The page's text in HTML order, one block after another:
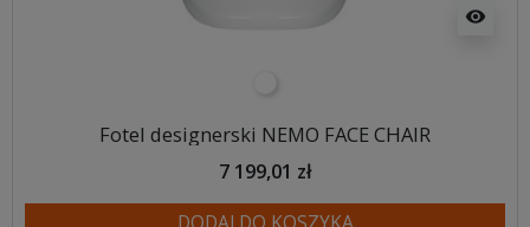
visibility
Fotel designerski NEMO FACE CHAIR
7 199,01 zł